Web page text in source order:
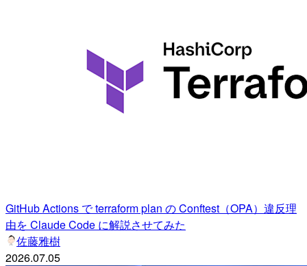
GitHub Actions で terraform plan の Conftest（OPA）違反理
由を Claude Code に解説させてみた
佐藤雅樹
2026.07.05